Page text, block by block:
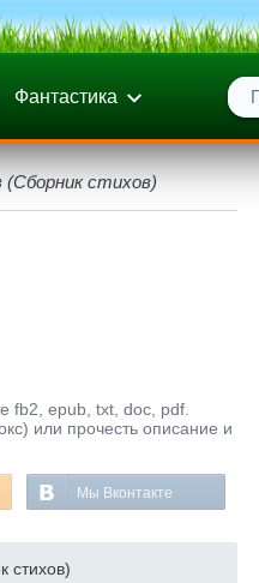
Фантастика
стихов)
fb2, epub, txt, doc, pdf.
или прочесть описание и
Мы Вконтакте
стихов)